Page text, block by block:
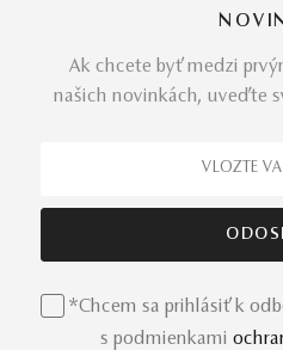
Ak chcete byť medzi
našich novinkách, uveďte
*Chcem sa prihlásiť k
s podmienkami